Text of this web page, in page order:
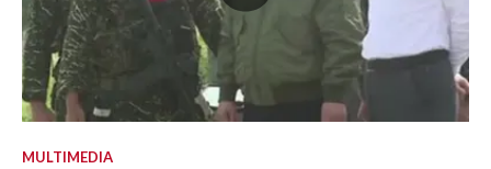
MULTIMEDIA